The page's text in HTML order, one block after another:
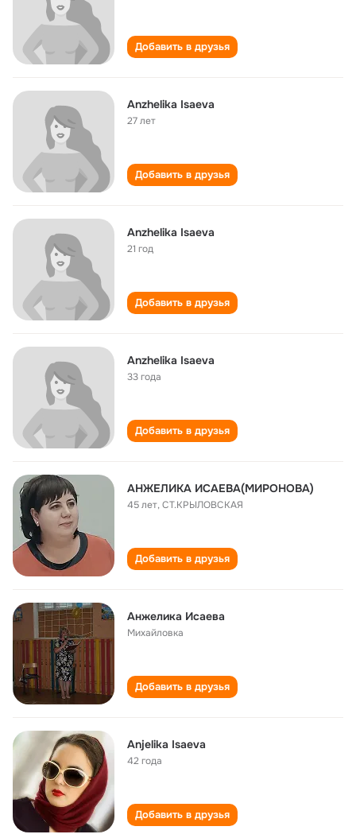
Добавить в друзья
Anzhelika Isaeva
27 лет
Добавить в друзья
Anzhelika Isaeva
21 год
Добавить в друзья
Anzhelika Isaeva
33 года
Добавить в друзья
АНЖЕЛИКА ИСАЕВА(МИРОНОВА)
45 лет,СТ.КРЫЛОВСКАЯ
Добавить в друзья
Анжелика Исаева
Михайловка
Добавить в друзья
Anjelika Isaeva
42 года
Добавить в друзья